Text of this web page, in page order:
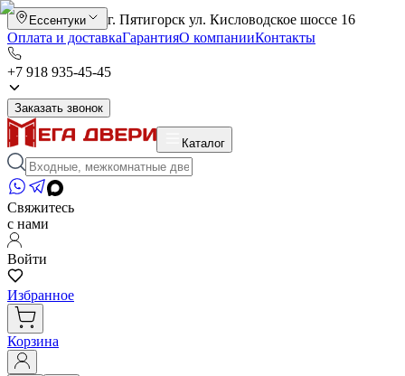
Ессентуки
г. Пятигорск ул. Кисловодское шоссе 16
Оплата и доставкаГарантияО компанииКонтакты
+7 918 935-45-45
Заказать звонок
Каталог
Свяжитесь
с нами
Войти
Избранное
Корзина